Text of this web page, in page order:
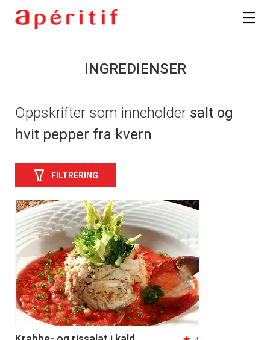
INGREDIENSER
Oppskrifter som inneholder salt og
hvit pepper fra kvern
FILTRERING